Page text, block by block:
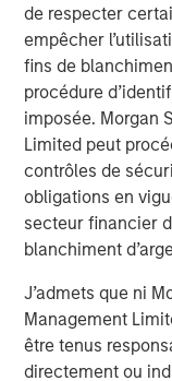
de respecter
empêcher
fins de
procédure
imposée. Morgan
Limited peut
contrôles de
obligations en
secteur financier
blanchiment
J’admets que ni
Management
être tenus
directement ou
ARTICLE
Real Estate
Constructive
The current
despite elevated
central banks
offer attractive
25% repricing,